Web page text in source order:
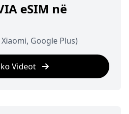
eSIM në
Google Plus)
Videot